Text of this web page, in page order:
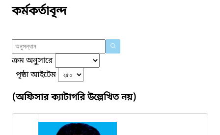
কর্মকর্তাবৃন্দ
ক্রম অনুসারে
পৃষ্ঠা আইটেম
(অফিসার ক্যাটাগরি উল্লেখিত নয়)